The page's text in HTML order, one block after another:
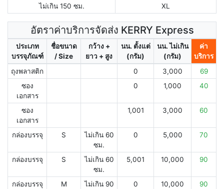
ไม่เกิน 150 ซม.
XL
อัตราค่าบริการจัดส่ง KERRY Express
ประเภท
บรรจุภัณฑ์
ชื่อขนาด
/ Size
กว้าง +
ยาว + สูง
นน. ตั้งแต่
(กรัม)
นน. ไม่เกิน
(กรัม)
ค่า
บริการ
ถุงพลาสติก
0 3,000
69
ซอง
เอกสาร
0 1,000 40
ซอง
เอกสาร
1,001 3,000 60
กล่องบรรจุ S
ไม่เกิน 60
ซม.
0 5,000 70
กล่องบรรจุ S
ไม่เกิน 60
ซม.
5,001 10,000 90
กล่องบรรจุ M
ไม่เกิน 90
0 10,000 90